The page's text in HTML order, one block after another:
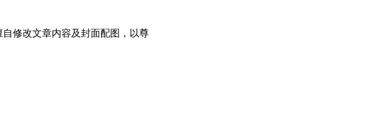
修改文章内容及封面配图，以尊